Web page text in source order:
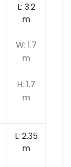
L: 3.2
m
W: 1.7
m
H: 1.7
m
L: 2.35
m